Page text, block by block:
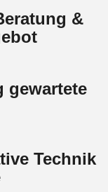
&
gewartete
Technik